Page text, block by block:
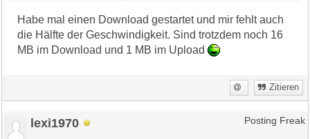
Habe mal einen Download gestartet und mir fehlt auch
die Hälfte der Geschwindigkeit. Sind trotzdem noch 16
MB im Download und 1 MB im Upload
Zitieren
lexi1970 Posting Freak